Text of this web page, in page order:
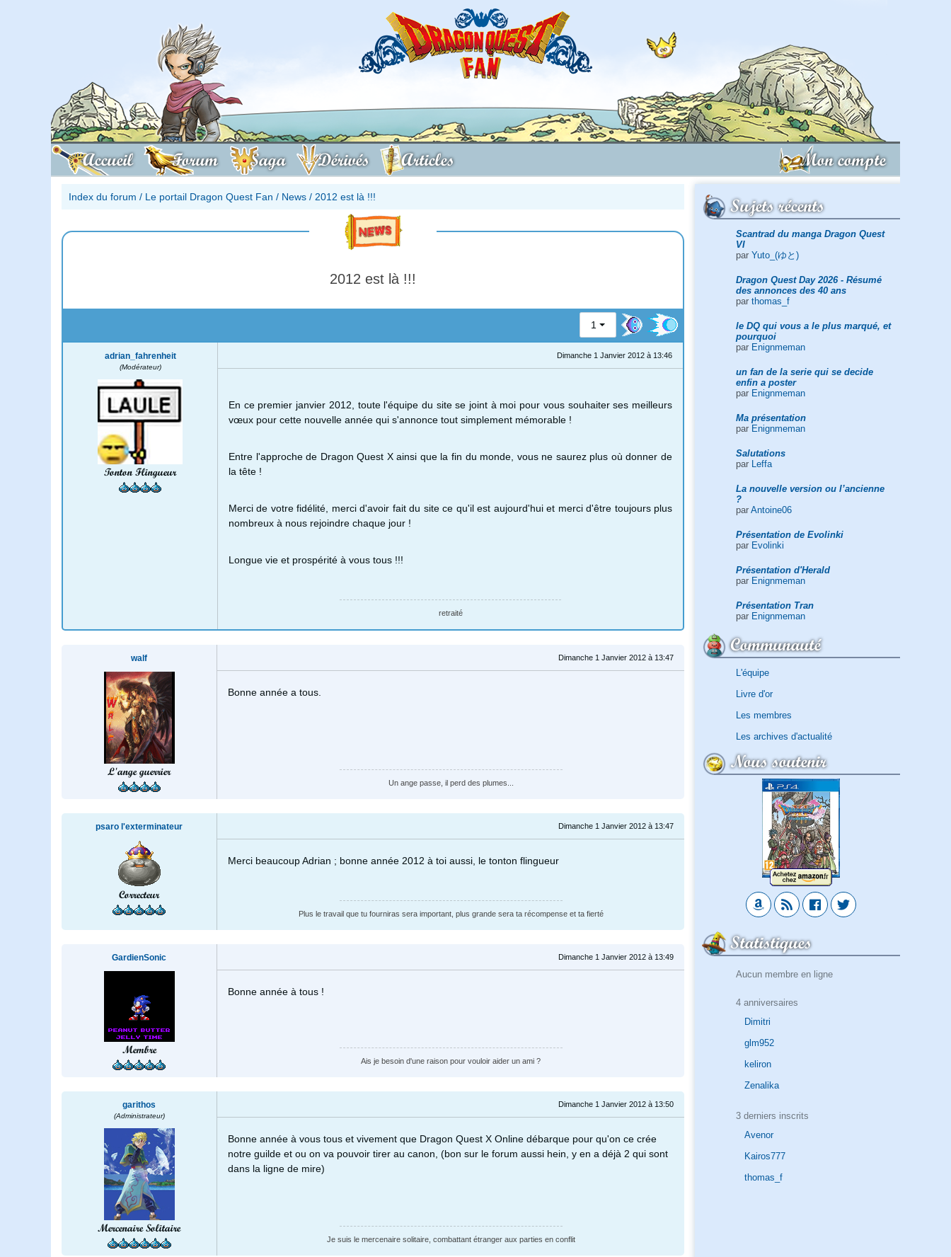
Accueil Forum Saga Dérivés Articles Mon compte
Sujets récents
Scantrad du manga Dragon Quest
VI
par Yuto_(ゆと)
Dragon Quest Day 2026 - Résumé
des annonces des 40 ans
par thomas_f
le DQ qui vous a le plus marqué, et
pourquoi
par Enignmeman
un fan de la serie qui se decide
enfin a poster
par Enignmeman
Ma présentation
par Enignmeman
Salutations
par
Leffa
La nouvelle version ou l’ancienne
?
par Antoine06
Présentation de Evolinki
par Evolinki
Présentation d'Herald
par Enignmeman
Présentation Tran
par Enignmeman
Communauté
L'équipe
Livre d'or
Les membres
Les archives d'actualité
Nous soutenir
Statistiques
Aucun membre en ligne
4 anniversaires
Dimitri
glm952
keliron
Zenalika
3 derniers inscrits
Avenor
Kairos777
thomas_f
Index du forum / Le portail Dragon Quest Fan / News / 2012 est là !!!
2012 est là !!!
1
adrian_fahrenheit
(Modérateur)
Tonton Flingueur
Dimanche 1 Janvier 2012 à 13:46
En ce premier janvier 2012, toute l'équipe du site se joint à moi pour vous souhaiter ses meilleurs
vœux pour cette nouvelle année qui s'annonce tout simplement mémorable !
Entre l'approche de Dragon Quest X ainsi que la fin du monde, vous ne saurez plus où donner de
la tête !
Merci de votre fidélité, merci d'avoir fait du site ce qu'il est aujourd'hui et merci d'être toujours plus
nombreux à nous rejoindre chaque jour !
Longue vie et prospérité à vous tous !!!
retraité
walf
L'ange guerrier
Dimanche 1 Janvier 2012 à 13:47
Bonne année a tous.
Un ange passe, il perd des plumes...
psaro l'exterminateur
Correcteur
Dimanche 1 Janvier 2012 à 13:47
Merci beaucoup Adrian ; bonne année 2012 à toi aussi, le tonton flingueur
Plus le travail que tu fourniras sera important, plus grande sera ta récompense et ta fierté
GardienSonic
Membre
Dimanche 1 Janvier 2012 à 13:49
Bonne année à tous !
Ais je besoin d'une raison pour vouloir aider un ami ?
garithos
(Administrateur)
Mercenaire Solitaire
Dimanche 1 Janvier 2012 à 13:50
Bonne année à vous tous et vivement que Dragon Quest X Online débarque pour qu'on ce crée
notre guilde et ou on va pouvoir tirer au canon, (bon sur le forum aussi hein, y en a déjà 2 qui sont
dans la ligne de mire)
Je suis le mercenaire solitaire, combattant étranger aux parties en conflit